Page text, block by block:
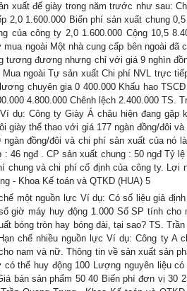
xuất đế giày trong năm trước như sau:
1.600.000 Biến phí sản xuất chung
của công ty 2,0 1.600.000 Cộng 10,5
ngoài Một nhà cung cấp bên ngoài đã
tương đương nhưng chỉ với giá 9 nghìn
ngoài Tự sản xuất Chi phí NVL trực
chuyên gia 0 400.000 Khấu hao
4.800.000 Chênh lệch 2.400.000 TS.
dụ: Công ty Giày Á châu hiện đang gặp
thể thao với giá 177 ngàn đồng/đôi và
đồng/đôi và chi phí sản xuất của nó
46 ngđ . CP sản xuất chung : 50 ngđ Tỷ
chung và chi phí cố định của công ty. Lợi
- Khoa Kế toán và QTKD (HUA) 5
một nguồn lực Ví dụ: Có số liệu giả
giờ máy huy động 1.000 Số SP tính cho
bóng tròn hay bóng dài, tại sao? TS.
chế nhiều nguồn lực Ví dụ: Công ty A
nam và nữ. Thông tin về sản xuất sản
thể huy động 100 Lượng nguyên liệu
bán sản phẩm 50 40 Biến phí đơn vị 30